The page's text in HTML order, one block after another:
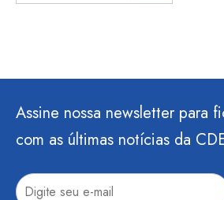
Assine nossa newsletter para
com as últimas notícias da